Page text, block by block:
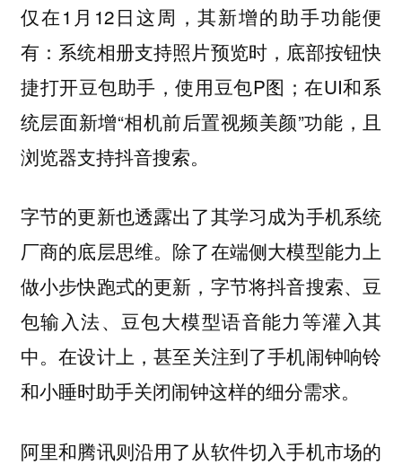
仅在1月12日这周，其新增的助手功能便
有：系统相册支持照片预览时，底部按钮快
捷打开豆包助手，使用豆包P图；在UI和系
统层面新增“相机前后置视频美颜”功能，且
浏览器支持抖音搜索。
字节的更新也透露出了其学习成为手机系统
厂商的底层思维。除了在端侧大模型能力上
做小步快跑式的更新，字节将抖音搜索、豆
包输入法、豆包大模型语音能力等灌入其
中。在设计上，甚至关注到了手机闹钟响铃
和小睡时助手关闭闹钟这样的细分需求。
阿里和腾讯则沿用了从软件切入手机市场的